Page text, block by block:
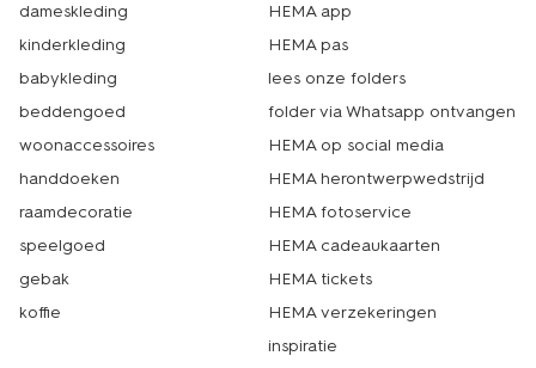
dameskleding
kinderkleding
babykleding
beddengoed
woonaccessoires
handdoeken
raamdecoratie
speelgoed
gebak
koffie
HEMA app
HEMA pas
lees onze folders
folder via Whatsapp ontvangen
HEMA op social media
HEMA herontwerpwedstrijd
HEMA fotoservice
HEMA cadeaukaarten
HEMA tickets
HEMA verzekeringen
inspiratie